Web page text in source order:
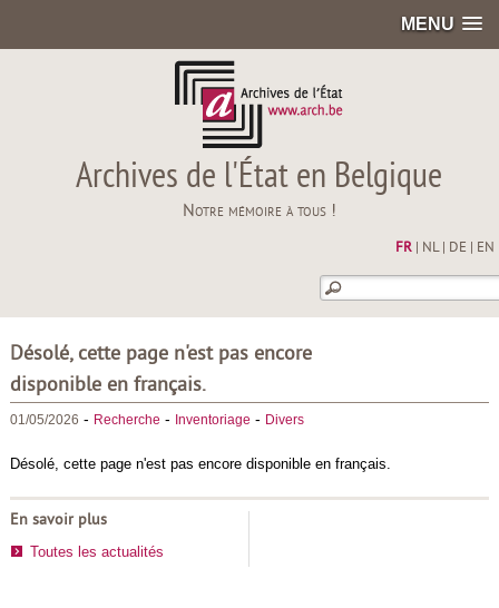
MENU
Archives de l'État en Belgique
Notre mémoire à tous !
FR| NL| DE EN
Désolé, cette page n'est pas encore
disponible en français.
01/05/2026 - Recherche - Inventoriage - Divers
Désolé, cette page n'est pas encore disponible en français.
En savoir plus
Toutes les actualités